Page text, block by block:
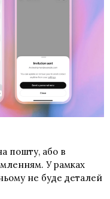
пошту, або в
У рамках
не буде деталей